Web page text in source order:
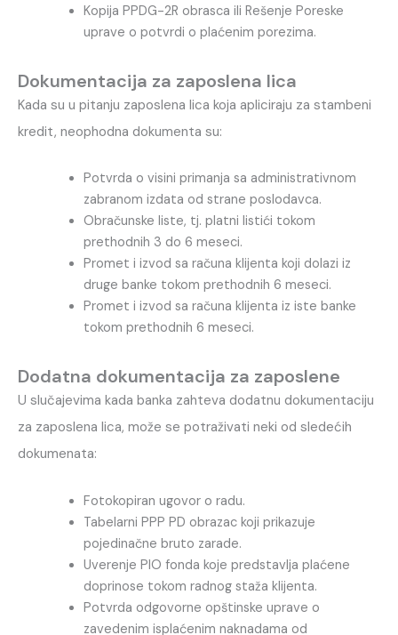
Kopija PPDG-2R obrasca ili Rešenje Poreske
uprave o potvrdi o plaćenim porezima.
Dokumentacija za zaposlena lica
Kada su u pitanju zaposlena lica koja apliciraju za stambeni
kredit, neophodna dokumenta su:
Potvrda o visini primanja sa administrativnom
zabranom izdata od strane poslodavca.
Obračunske liste, tj. platni listići tokom
prethodnih 3 do 6 meseci.
Promet i izvod sa računa klijenta koji dolazi iz
druge banke tokom prethodnih 6 meseci.
Promet i izvod sa računa klijenta iz iste banke
tokom prethodnih 6 meseci.
Dodatna dokumentacija za zaposlene
U slučajevima kada banka zahteva dodatnu dokumentaciju
za zaposlena lica, može se potraživati neki od sledećih
dokumenata:
Fotokopiran ugovor o radu.
Tabelarni PPP PD obrazac koji prikazuje
pojedinačne bruto zarade.
Uverenje PIO fonda koje predstavlja plaćene
doprinose tokom radnog staža klijenta.
Potvrda odgovorne opštinske uprave o
zavedenim isplaćenim naknadama od